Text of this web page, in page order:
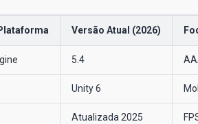
Versão Atual (2026)
5.4
Unity 6
Atualizada 2025